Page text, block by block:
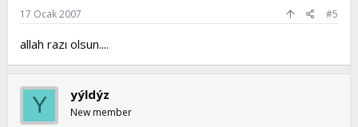
17 Ocak 2007 #5
allah razı olsun....
Y yýldýz
New member